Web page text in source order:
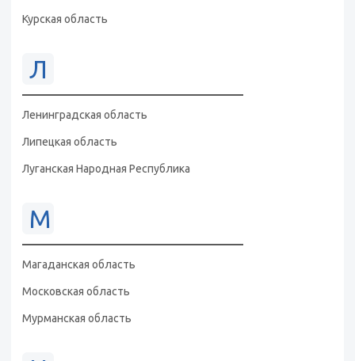
Курская область
Л
Ленинградская область
Липецкая область
Луганская Народная Республика
М
Магаданская область
Московская область
Мурманская область